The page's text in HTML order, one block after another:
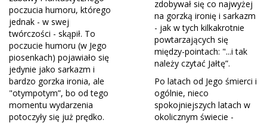
poczucia humoru, którego
jednak - w swej
twórczości - skąpił. To
poczucie humoru (w Jego
piosenkach) pojawiało się
jedynie jako sarkazm i
bardzo gorzka ironia, ale
"otympotym”, bo od tego
momentu wydarzenia
potoczyły się już prędko.
zdobywał się co najwyżej
na gorzką ironię i sarkazm
- jak w tych kilkakrotnie
powtarzających się
między-pointach: "...i tak
należy czytać Jałtę”.
Po latach od Jego śmierci i
ogólnie, nieco
spokojniejszych latach w
okolicznym świecie -